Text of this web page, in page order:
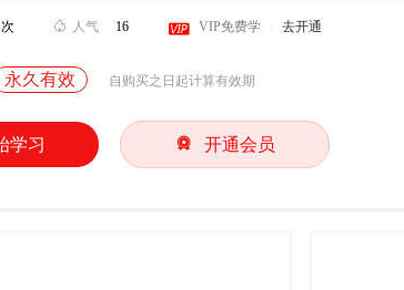
 人气 16  VIP免费学 去开通
永久有效 自购买之日起计算有效期
学习  开通会员